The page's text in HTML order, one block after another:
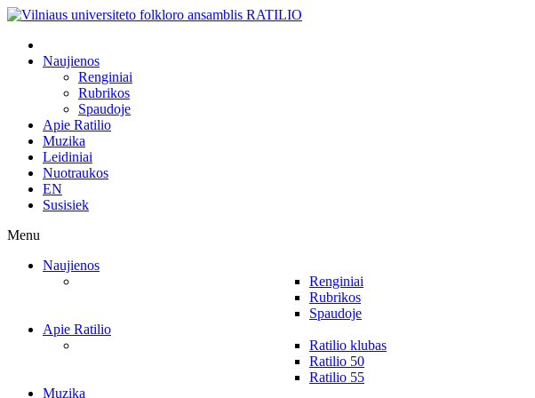
Naujienos
Renginiai
Rubrikos
Spaudoje
Apie Ratilio
Muzika
Leidiniai
Nuotraukos
EN
Susisiek
Menu
Naujienos
Renginiai
Rubrikos
Spaudoje
Apie Ratilio
Ratilio klubas
Ratilio 50
Ratilio 55
Muzika